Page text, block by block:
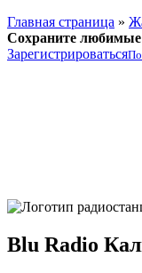
Главная страница »
Сохраните
Зарегистрироваться
Blu Radio